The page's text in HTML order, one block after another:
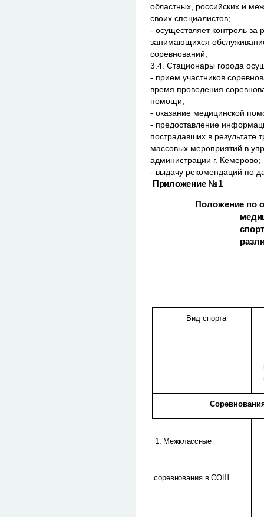
областных, российских и
своих специалистов;
- осуществляет контроль за
занимающихся
соревнований;
3.4. Стационары города
- прием участников
время проведения
помощи;
- оказание медицинской
- предоставление
пострадавших в
массовых мероприятий в
администрации г. Кемерово;
- выдачу рекомендаций по
Приложение №1
Положение по
Вид спорта
1. Межклассные
соревнования в СОШ